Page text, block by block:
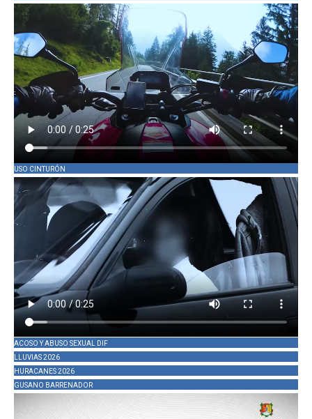
USO CINTURÓN
ACOSO Y ABUSO SEXUAL DIF
LLUVIAS 2026
HURACANES 2026
GUSANO BARRENADOR